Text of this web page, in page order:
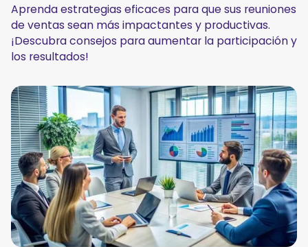
Aprenda estrategias eficaces para que sus reuniones
de ventas sean más impactantes y productivas.
¡Descubra consejos para aumentar la participación y
los resultados!